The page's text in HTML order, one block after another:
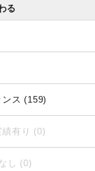
る
ンス (159)
有り (0)
し (0)